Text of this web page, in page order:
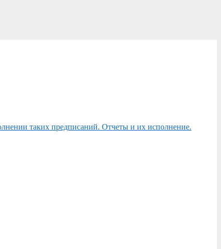
таких предписаний. Отчеты и их исполнение.